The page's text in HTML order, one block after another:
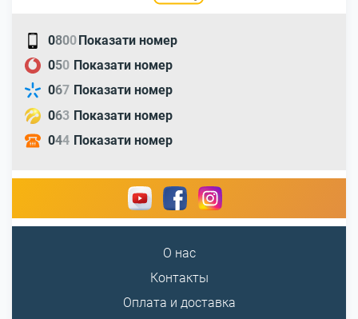
0800Показати номер
050 Показати номер
067 Показати номер
063 Показати номер
044 Показати номер
О нас
Контакты
Оплата и доставка